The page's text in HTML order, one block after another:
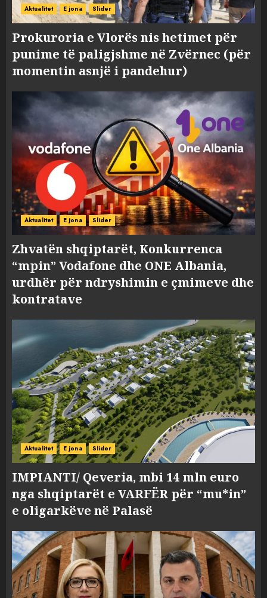
Aktualitet E jona Slider
Prokuroria e Vlorës nis hetimet për
punime të paligjshme në Zvërnec (për
momentin asnjë i pandehur)
Aktualitet E jona Slider
Zhvatën shqiptarët, Konkurrenca
“mpin” Vodafone dhe ONE Albania,
urdhër për ndryshimin e çmimeve dhe
kontratave
Aktualitet E jona Slider
IMPIANTI/ Qeveria, mbi 14 mln euro
nga shqiptarët e VARFËR për “mu*in”
e oligarkëve në Palasë